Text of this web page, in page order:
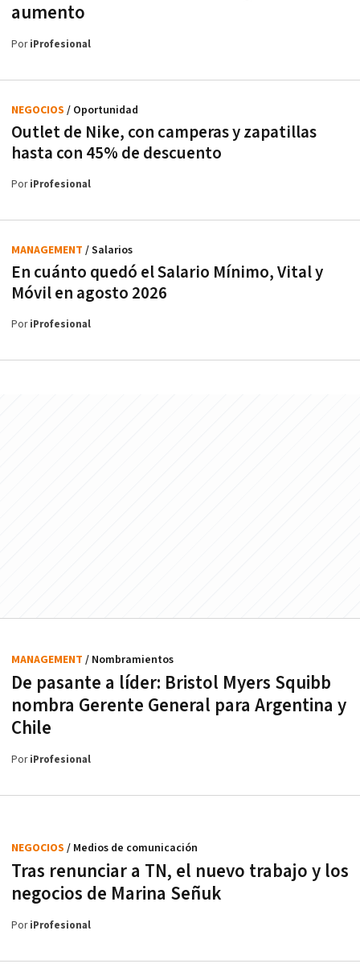
aumento
PoriProfesional
Outlet de Nike, con camperas y zapatillas
hasta con 45% de descuento
NEGOCIOS / Oportunidad
PoriProfesional
En cuánto quedó el Salario Mínimo, Vital y
Móvil en agosto 2026
MANAGEMENT / Salarios
PoriProfesional
De pasante a líder: Bristol Myers Squibb
nombra Gerente General para Argentina y
Chile
MANAGEMENT / Nombramientos
PoriProfesional
Tras renunciar a TN, el nuevo trabajo y los
negocios de Marina Señuk
NEGOCIOS / Medios de comunicación
PoriProfesional